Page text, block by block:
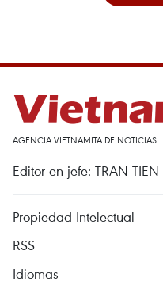
AGENCIA VIETNAMITA DE NOTICIAS
Editor en jefe: TRAN
Propiedad Intelectual
RSS
Idiomas